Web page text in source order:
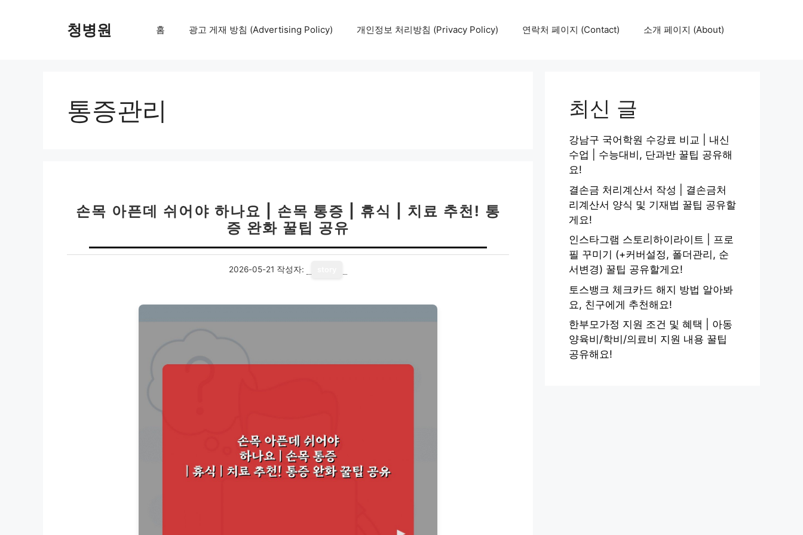
청병원 홈 광고 게재 방침 (Advertising Policy) 개인정보 처리방침 (Privacy Policy) 연락처 페이지 (Contact) 소개 페이지 (About)
통증관리
손목 아픈데 쉬어야 하나요 | 손목 통증 | 휴식 | 치료 추천! 통
증 완화 꿀팁 공유
2026-05-21 작성자:
최신 글
강남구 국어학원 수강료 비교 | 내신
수업 | 수능대비, 단과반 꿀팁 공유해
요!
결손금 처리계산서 작성 | 결손금처
리계산서 양식 및 기재법 꿀팁 공유할
게요!
인스타그램 스토리하이라이트 | 프로
필 꾸미기 (+커버설정, 폴더관리, 순
서변경) 꿀팁 공유할게요!
토스뱅크 체크카드 해지 방법 알아봐
요, 친구에게 추천해요!
한부모가정 지원 조건 및 혜택 | 아동
양육비/학비/의료비 지원 내용 꿀팁
공유해요!